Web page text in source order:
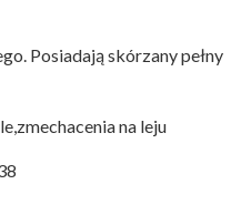
Posiadają skórzany pełny
na leju